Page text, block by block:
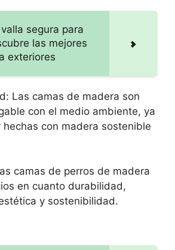
segura para
las mejores
exteriores
Las camas de madera son
con el medio ambiente, ya
hechas con madera sostenible
camas de perros de madera
en cuanto durabilidad,
y sostenibilidad.